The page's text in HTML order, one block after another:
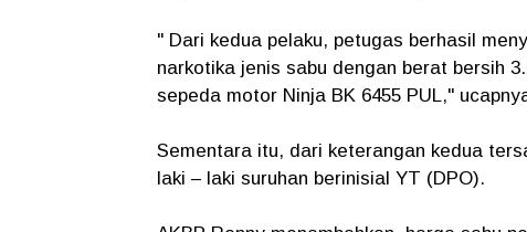
" Dari kedua pelaku, petugas berhasil
narkotika jenis sabu dengan berat bersih
sepeda motor Ninja BK 6455 PUL,"
Sementara itu, dari keterangan kedua
laki – laki suruhan berinisial YT (DPO).